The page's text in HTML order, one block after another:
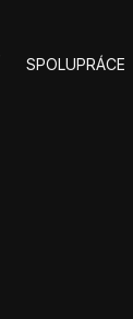
SPOLUPRÁCE